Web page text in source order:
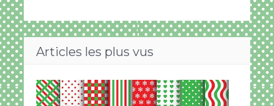
Articles les plus vus